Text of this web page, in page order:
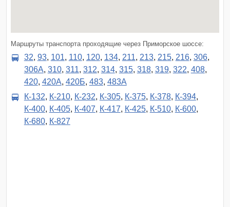
Маршруты транспорта проходящие через Приморское шоссе:
32, 93, 101, 110, 120, 134, 211, 213, 215, 216, 306,
306А, 310, 311, 312, 314, 315, 318, 319, 322, 408,
420, 420А, 420Б, 483, 483А
К-132, К-210, К-232, К-305, К-375, К-378, К-394,
К-400, К-405, К-407, К-417, К-425, К-510, К-600,
К-680, К-827